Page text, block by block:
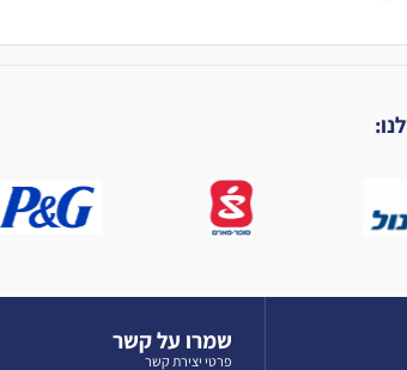
שמרו על קשר
פרטי יצירת קשר